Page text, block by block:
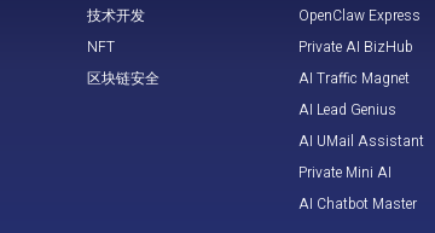
技术开发
NFT
区块链安全
OpenClaw Express
Private AI BizHub
AI Traffic Magnet
AI Lead Genius
AI UMail Assistant
Private Mini AI
AI Chatbot Master